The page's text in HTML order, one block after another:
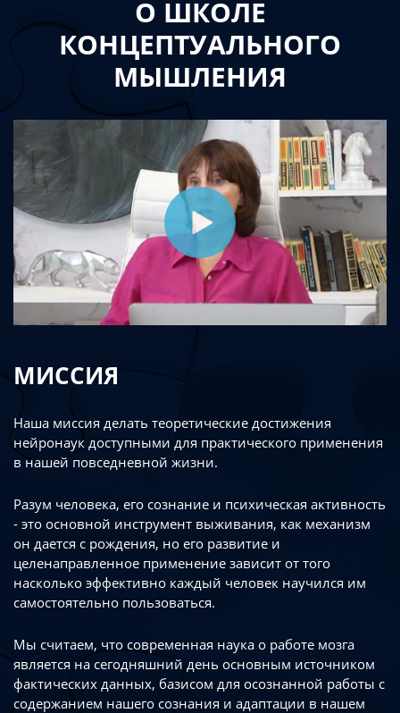
О ШКОЛЕ
КОНЦЕПТУАЛЬНОГО
МЫШЛЕНИЯ
МИССИЯ
Наша миссия делать теоретические достижения
нейронаук доступными для практического применения
в нашей повседневной жизни.
Разум человека, его сознание и психическая активность
- это основной инструмент выживания, как механизм
он дается с рождения, но его развитие и
целенаправленное применение зависит от того
насколько эффективно каждый человек научился им
самостоятельно пользоваться.
Мы считаем, что современная наука о работе мозга
является на сегодняшний день основным источником
фактических данных, базисом для осознанной работы с
содержанием нашего сознания и адаптации в нашем